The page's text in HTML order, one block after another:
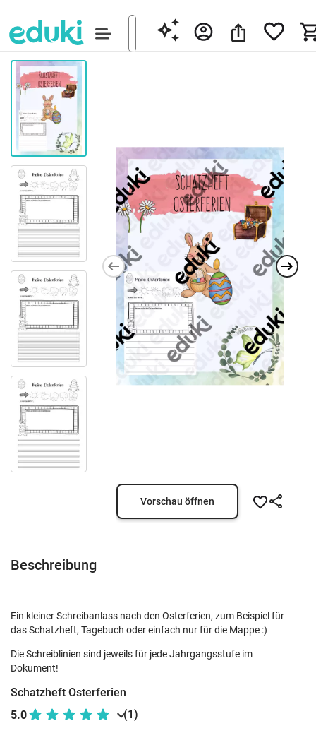
Vorschau öffnen
Beschreibung
Ein kleiner Schreibanlass nach den Osterferien, zum Beispiel für
das Schatzheft, Tagebuch oder einfach nur für die Mappe :)
Die Schreiblinien sind jeweils für jede Jahrgangsstufe im
Dokument!
Schatzheft Osterferien
5.0
(1)